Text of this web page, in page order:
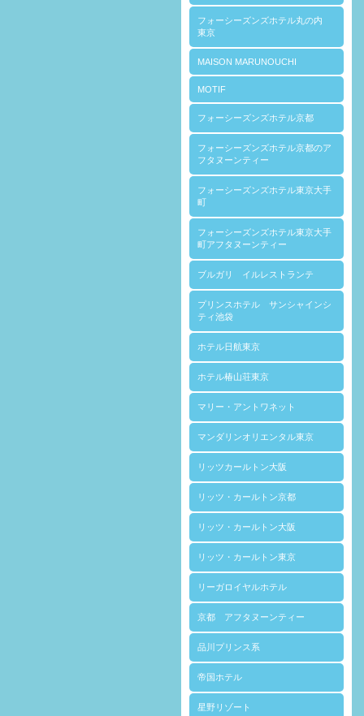
フォーシーズンズホテル丸の内
東京
MAISON MARUNOUCHI
MOTIF
フォーシーズンズホテル京都
フォーシーズンズホテル京都のア
フタヌーンティー
フォーシーズンズホテル東京大手
町
フォーシーズンズホテル東京大手
町アフタヌーンティー
ブルガリ イルレストランテ
プリンスホテル サンシャインシ
ティ池袋
ホテル日航東京
ホテル椿山荘東京
マリー・アントワネット
マンダリンオリエンタル東京
リッツカールトン大阪
リッツ・カールトン京都
リッツ・カールトン大阪
リッツ・カールトン東京
リーガロイヤルホテル
京都 アフタヌーンティー
品川プリンス系
帝国ホテル
星野リゾート